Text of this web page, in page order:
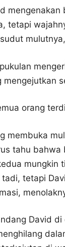
mengenakan
tetapi
mengejutkan
orang
membuka
tahu bahwa
mungkin
tetapi
David